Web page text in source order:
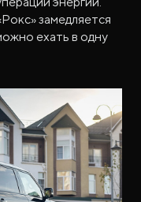
замедляется
ехать в одну